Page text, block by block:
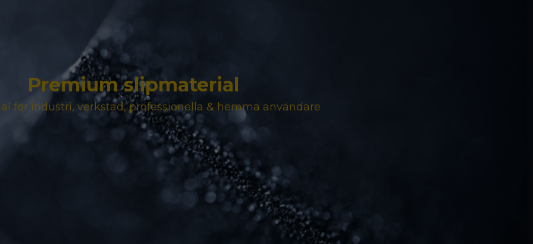
Premium slipmaterial
för industri, verkstad, professionella & hemma användare